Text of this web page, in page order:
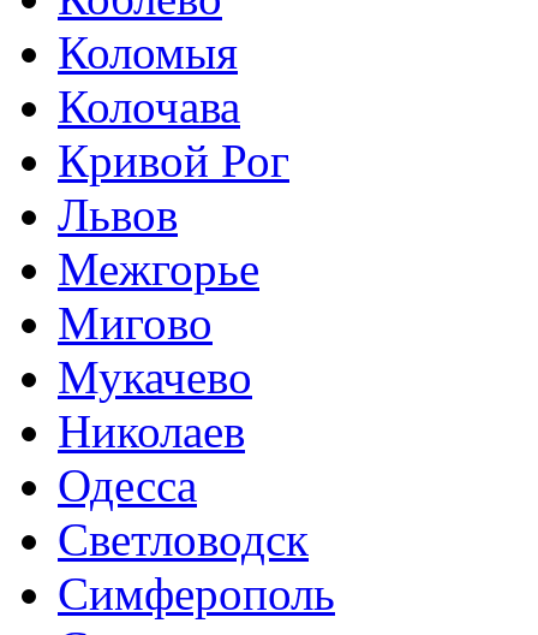
Коломыя
Колочава
Кривой Рог
Львов
Межгорье
Мигово
Мукачево
Николаев
Одесса
Светловодск
Симферополь